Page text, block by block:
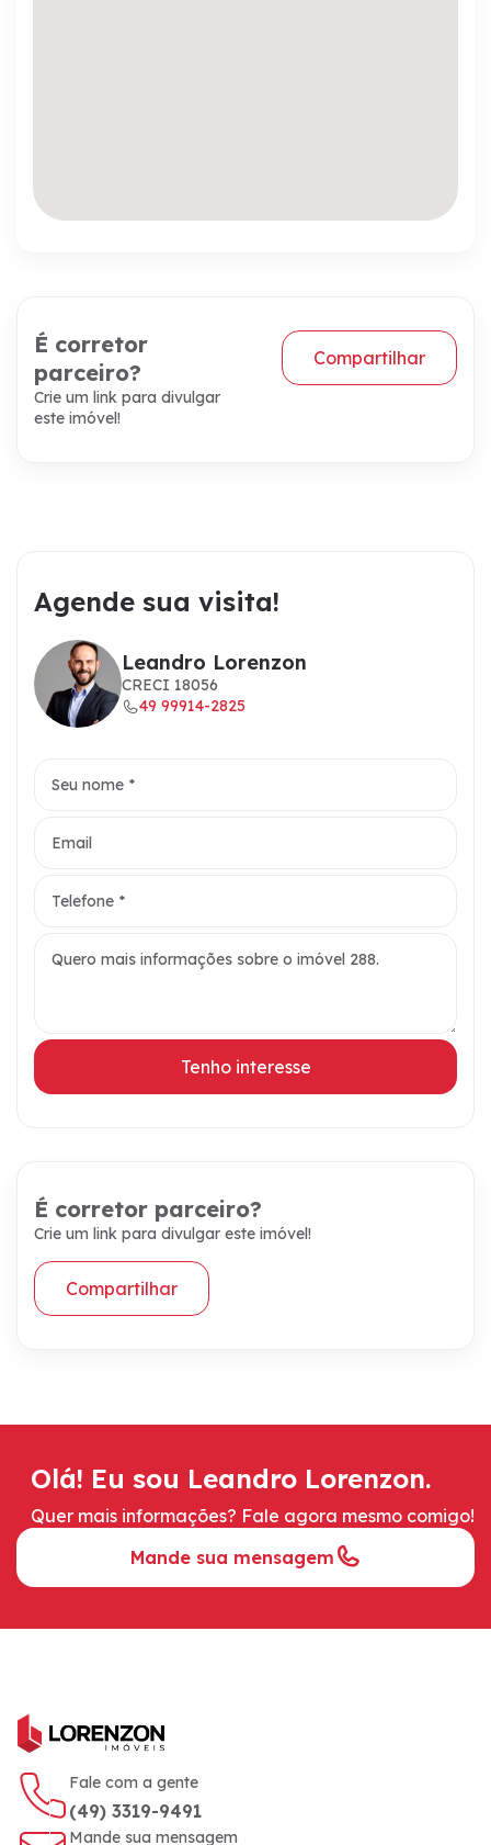
É corretor
parceiro?
Crie um link para divulgar
este imóvel!
Compartilhar
Agende sua visita!
Leandro Lorenzon
CRECI 18056
49 99914-2825
Tenho interesse
É corretor parceiro?
Crie um link para divulgar este imóvel!
Compartilhar
Olá! Eu sou Leandro Lorenzon.
Quer mais informações? Fale agora mesmo comigo!
Mande sua mensagem
Fale com a gente
(49) 3319-9491
Mande sua mensagem